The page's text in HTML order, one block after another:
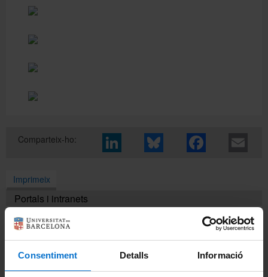
Consentiment Detalls Informació
Comparteix-ho:
Imprimeix
Portals i intranets
Portal d'estudiants
Intranet UB (PDI i PTGAS)
Campus Virtual